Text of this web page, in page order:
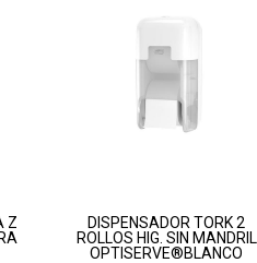
Z
DISPENSADOR TORK 2
ROLLOS HIG. SIN MANDRIL
OPTISERVE®BLANCO